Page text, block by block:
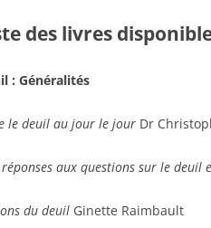
des livres
: Généralités
le deuil au jour le jour Dr
aux questions sur le deuil
du deuil Ginette Raimbault